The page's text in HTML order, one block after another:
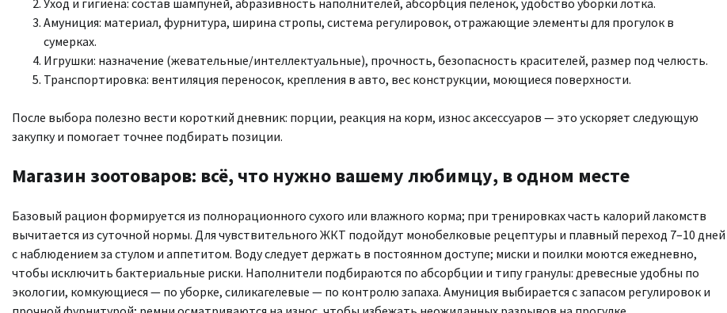
Амуниция: материал, фурнитура, ширина стропы, система регулировок, отражающие элементы для прогулок в
сумерках.
Игрушки: назначение (жевательные/интеллектуальные), прочность, безопасность красителей, размер под челюсть.
Транспортировка: вентиляция переносок, крепления в авто, вес конструкции, моющиеся поверхности.
После выбора полезно вести короткий дневник: порции, реакция на корм, износ аксессуаров — это ускоряет следующую
закупку и помогает точнее подбирать позиции.
Магазин зоотоваров: всё, что нужно вашему любимцу, в одном месте
Базовый рацион формируется из полнорационного сухого или влажного корма; при тренировках часть калорий лакомств
вычитается из суточной нормы. Для чувствительного ЖКТ подойдут монобелковые рецептуры и плавный переход 7–10 дней
с наблюдением за стулом и аппетитом. Воду следует держать в постоянном доступе; миски и поилки моются ежедневно,
чтобы исключить бактериальные риски. Наполнители подбираются по абсорбции и типу гранулы: древесные удобны по
экологии, комкующиеся — по уборке, силикагелевые — по контролю запаха. Амуниция выбирается с запасом регулировок и